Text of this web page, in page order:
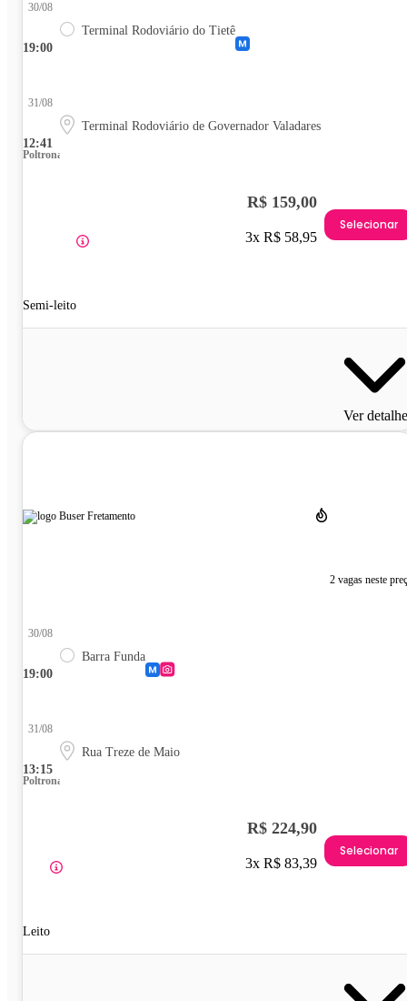
19:00
30/08
Terminal Rodoviário do Tietê
12:41
31/08
Terminal Rodoviário de Governador Valadares
Poltrona
Semi-leito
R$ 159,00
3x R$ 58,95
Selecionar
Ver
2 vagas neste
19:00
30/08
Barra Funda
13:15
31/08
Rua Treze de Maio
Poltrona
Leito
R$ 224,90
3x R$ 83,39
Selecionar